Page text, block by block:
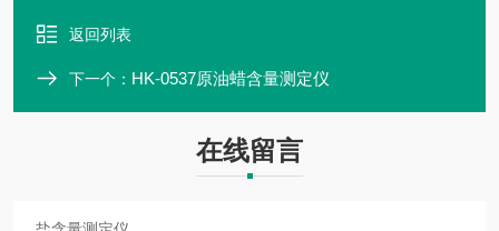
返回列表
下一个： HK-0537原油蜡含量测定仪
在线留言